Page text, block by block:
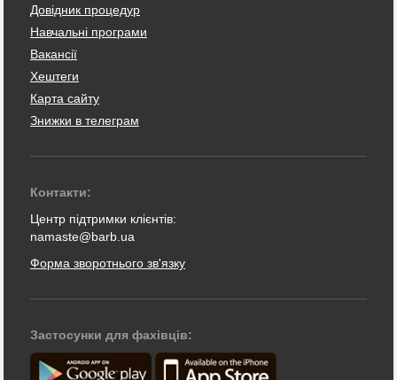
Довідник процедур
Навчальні програми
Вакансії
Хештеги
Карта сайту
Знижки в телеграм
Контакти:
Центр підтримки клієнтів:
namaste@barb.ua
Форма зворотнього зв'язку
Застосунки для фахівців: